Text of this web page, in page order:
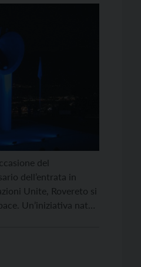
del
dell’entrata in
Unite, Rovereto si
Un’iniziativa nata